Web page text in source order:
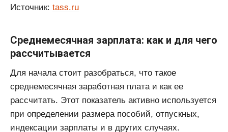
Источник: tass.ru
Среднемесячная зарплата: как и для чего
рассчитывается
Для начала стоит разобраться, что такое
среднемесячная заработная плата и как ее
рассчитать. Этот показатель активно используется
при определении размера пособий, отпускных,
индексации зарплаты и в других случаях.